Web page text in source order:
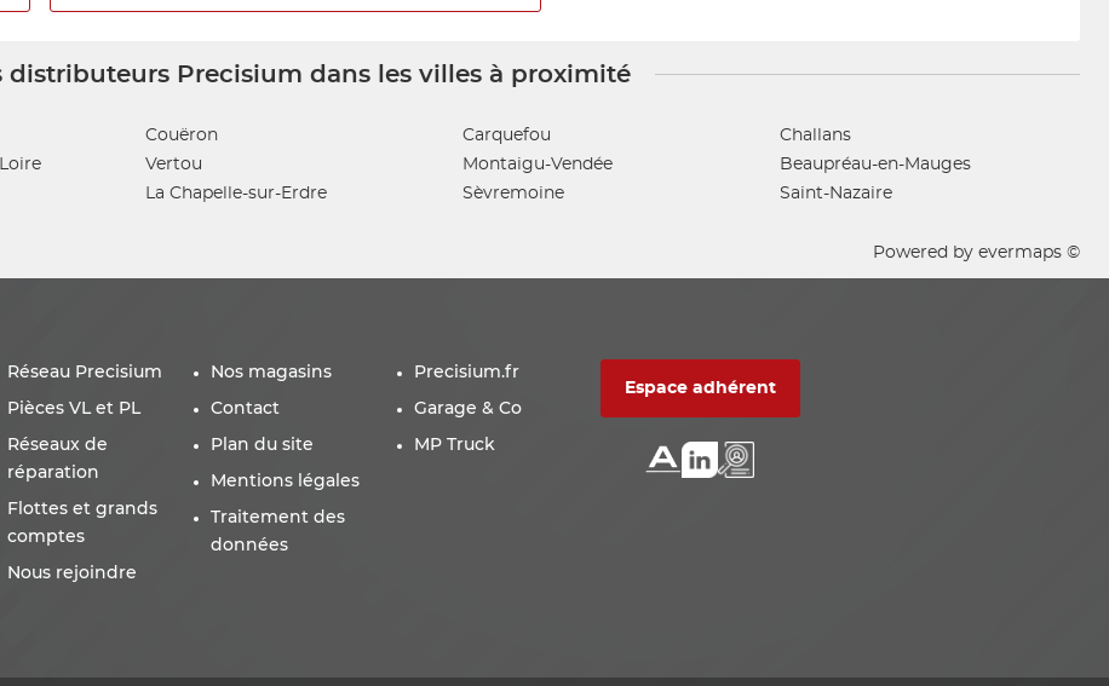
distributeurs Precisium dans les villes à proximité
Couëron
Vertou
La Chapelle-sur-Erdre
Carquefou
Montaigu-Vendée
Sèvremoine
Challans
Beaupréau-en-Mauges
Saint-Nazaire
Powered by evermaps ©
Réseau Precisium
Pièces VL et PL
Réseaux de
réparation
Flottes et grands
comptes
Nous rejoindre
Nos magasins
Contact
Plan du site
Mentions légales
Traitement des
données
Precisium.fr
Garage & Co
MP Truck
Espace adhérent